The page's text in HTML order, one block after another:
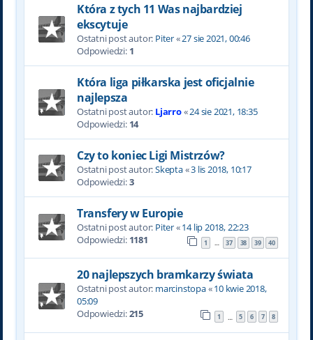
Która z tych 11 Was najbardziej
ekscytuje
Ostatni post autor: Piter«27 sie 2021, 00:46
Odpowiedzi: 1
Która liga piłkarska jest oficjalnie
najlepsza
Ostatni post autor: Ljarro«24 sie 2021, 18:35
Odpowiedzi: 14
Czy to koniec Ligi Mistrzów?
Ostatni post autor:Skepta«3 lis 2018, 10:17
Odpowiedzi:3
Transfery w Europie
Ostatni post autor: Piter«14 lip 2018, 22:23
Odpowiedzi: 1181 1 … 37 38 39 40
20 najlepszych bramkarzy świata
Ostatni post autor: marcinstopa«10 kwie 2018,
05:09
Odpowiedzi:215 1 … 5 6 7 8